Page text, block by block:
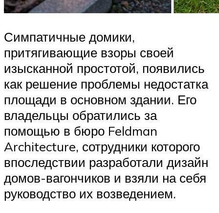
Симпатичные домики,
притягивающие взоры своей
изысканной простотой, появились
как решение проблемы недостатка
площади в основном здании. Его
владельцы обратились за
помощью в бюро Feldman
Architecture, сотрудники которого
впоследствии разработали дизайн
домов-вагончиков и взяли на себя
руководство их возведением.